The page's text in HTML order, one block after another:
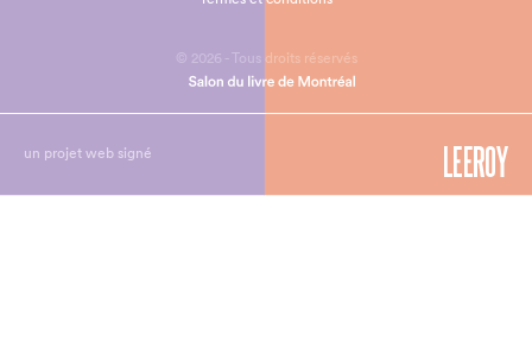
© 2026 - Tous droits réservés
un projet web signé